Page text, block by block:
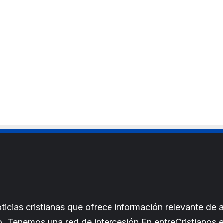
cristianas que ofrece información relevante de